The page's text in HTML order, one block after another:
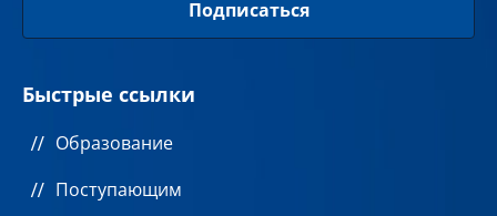
Быстрые ссылки
Образование
Поступающим